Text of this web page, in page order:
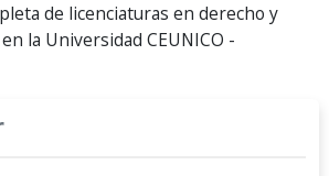
de licenciaturas en derecho y
la Universidad CEUNICO -